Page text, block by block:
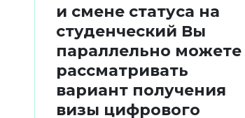
и смене статуса на
студенческий Вы
параллельно можете
рассматривать
вариант получения
визы цифрового